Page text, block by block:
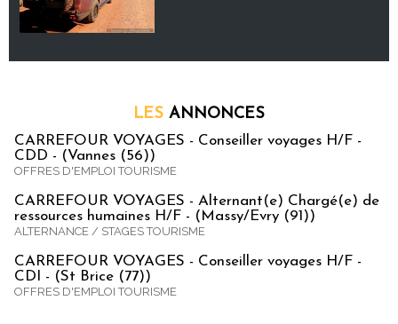
LES ANNONCES
CARREFOUR VOYAGES - Conseiller voyages H/F -
CDD - (Vannes (56))
OFFRES D'EMPLOI TOURISME
CARREFOUR VOYAGES - Alternant(e) Chargé(e) de
ressources humaines H/F - (Massy/Evry (91))
ALTERNANCE / STAGES TOURISME
CARREFOUR VOYAGES - Conseiller voyages H/F -
CDI - (St Brice (77))
OFFRES D'EMPLOI TOURISME